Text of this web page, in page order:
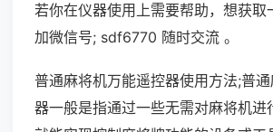
若你在仪器使用上需要帮助，想获取
加微信号; sdf6770 随时交流 。
普通麻将机万能遥控器使用方法;普
器一般是指通过一些无需对麻将机进